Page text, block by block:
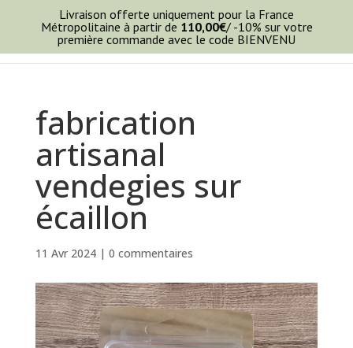
fabrication
artisanal
vendegies sur
écaillon
11 Avr 2024| 0 commentaires
Livraison offerte uniquement pour la France
Métropolitaine à partir de 110,00€/ -10% sur votre
première commande avec le code BIENVENU